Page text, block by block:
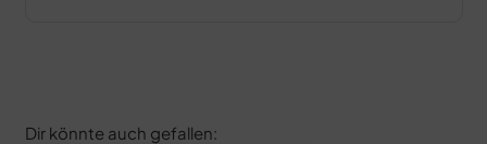
Dir könnte auch gefallen: